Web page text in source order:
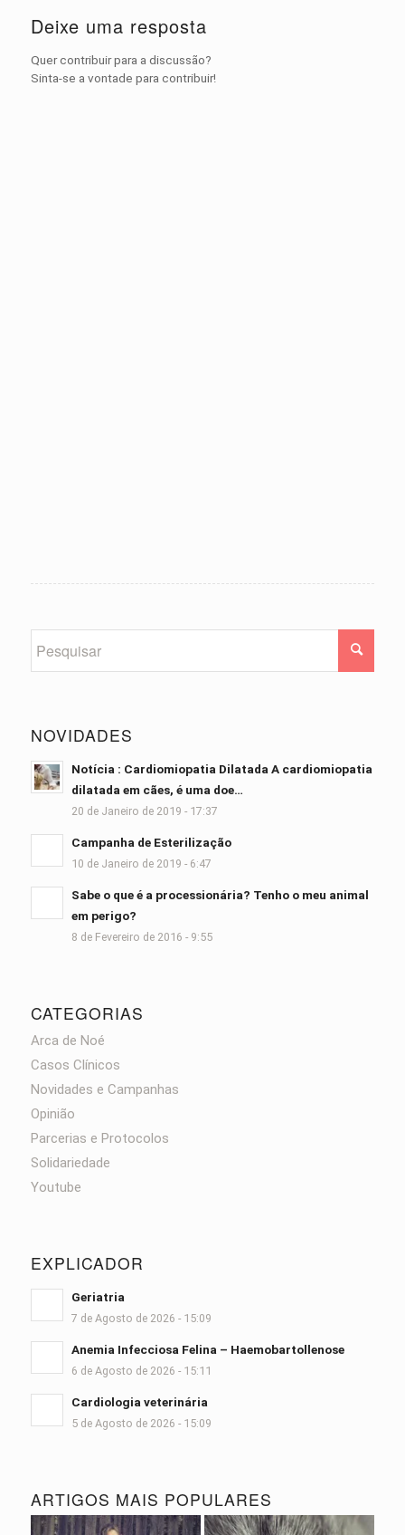
Deixe uma resposta
Quer contribuir para a discussão?
Sinta-se a vontade para contribuir!
NOVIDADES
Notícia : Cardiomiopatia Dilatada A cardiomiopatia
dilatada em cães, é uma doe…
20 de Janeiro de 2019 - 17:37
Campanha de Esterilização
10 de Janeiro de 2019 - 6:47
Sabe o que é a processionária? Tenho o meu animal
em perigo?
8 de Fevereiro de 2016 - 9:55
CATEGORIAS
Arca de Noé
Casos Clínicos
Novidades e Campanhas
Opinião
Parcerias e Protocolos
Solidariedade
Youtube
EXPLICADOR
Geriatria
7 de Agosto de 2026 - 15:09
Anemia Infecciosa Felina – Haemobartollenose
6 de Agosto de 2026 - 15:11
Cardiologia veterinária
5 de Agosto de 2026 - 15:09
ARTIGOS MAIS POPULARES